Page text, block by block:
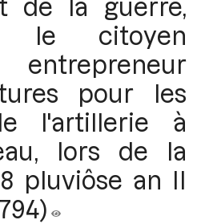
de la guerre,
le citoyen
entrepreneur
pour les
l'artillerie à
lors de la
pluviôse an II